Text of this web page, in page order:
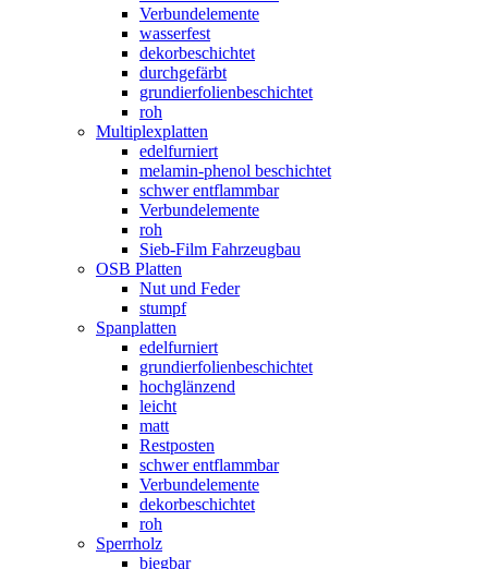
Verbundelemente
wasserfest
dekorbeschichtet
durchgefärbt
grundierfolienbeschichtet
roh
Multiplexplatten
edelfurniert
melamin-phenol beschichtet
schwer entflammbar
Verbundelemente
roh
Sieb-Film Fahrzeugbau
OSB Platten
Nut und Feder
stumpf
Spanplatten
edelfurniert
grundierfolienbeschichtet
hochglänzend
leicht
matt
Restposten
schwer entflammbar
Verbundelemente
dekorbeschichtet
roh
Sperrholz
biegbar